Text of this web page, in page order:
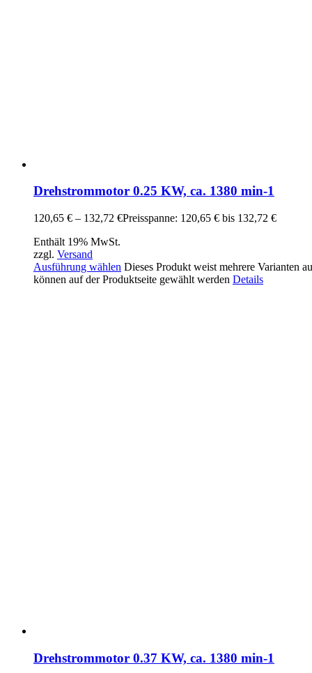
Drehstrommotor 0.25 KW, ca. 1380 min-1
120,65 € – 132,72 €Preisspanne: 120,65 € bis 132,72 €
Enthält 19% MwSt.
zzgl. Versand
Ausführung wählen Dieses Produkt weist mehrere Varianten
können auf der Produktseite gewählt werden Details
Drehstrommotor 0.37 KW, ca. 1380 min-1